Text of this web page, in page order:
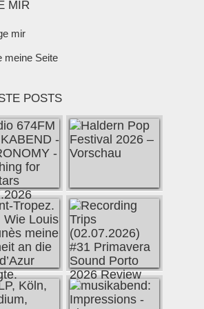
MIR
mir
meine Seite
POSTS